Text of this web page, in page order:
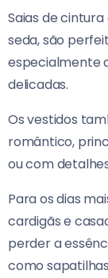
Saias de
seda, são
especialmente
delicadas.
Os vestidos
romântico,
ou com
Para os dias
cardigãs e
perder a
como